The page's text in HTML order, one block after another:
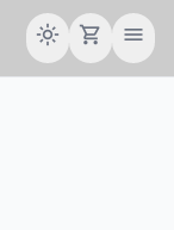
light_mode shopping_cart menu